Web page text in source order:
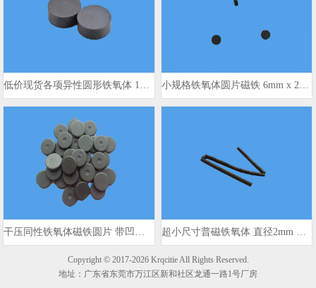
Copyright © 2017-2026 Krqcitie All Rights Reserved.
地址：广东省东莞市万江区新和社区龙通一路1号厂房